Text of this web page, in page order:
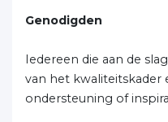
Genodigden
Iedereen die aan de
van het kwaliteitskader
ondersteuning of